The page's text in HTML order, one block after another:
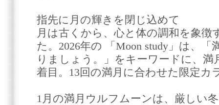
指先に月の輝きを閉じ込めて
月は古くから、心と体の調和を象
た。2026年の 「Moon study」は、
りましょう。」をキーワードに、満
着目。13回の満月に合わせた限定カ
1月の満月ウルフムーンは、厳しい